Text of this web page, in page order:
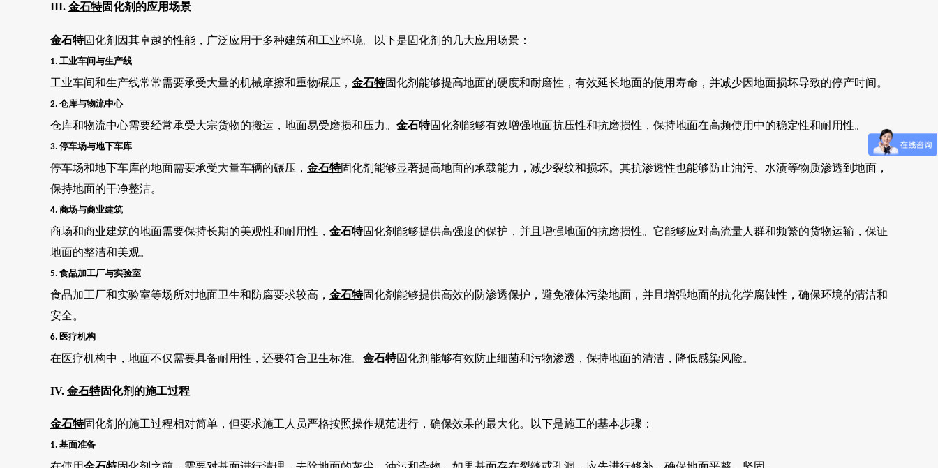
III. 金石特固化剂的应用场景
金石特固化剂因其卓越的性能，广泛应用于多种建筑和工业环境。以下是固化剂的几大应用场景：
1. 工业车间与生产线
工业车间和生产线常常需要承受大量的机械摩擦和重物碾压， 金石特固化剂能够提高地面的硬度和耐磨性，有效延长地面的使用寿命，并减少因地面损坏导致的停产时间。
2. 仓库与物流中心
仓库和物流中心需要经常承受大宗货物的搬运，地面易受磨损和压力。 金石特固化剂能够有效增强地面抗压性和抗磨损性，保持地面在高频使用中的稳定性和耐用性。
3. 停车场与地下车库
停车场和地下车库的地面需要承受大量车辆的碾压， 金石特固化剂能够显著提高地面的承载能力，减少裂纹和损坏。其抗渗透性也能够防止油污、水渍等物质渗透到地面，
保持地面的干净整洁。
4. 商场与商业建筑
商场和商业建筑的地面需要保持长期的美观性和耐用性， 金石特固化剂能够提供高强度的保护，并且增强地面的抗磨损性。它能够应对高流量人群和频繁的货物运输，保证
地面的整洁和美观。
5. 食品加工厂与实验室
食品加工厂和实验室等场所对地面卫生和防腐要求较高， 金石特固化剂能够提供高效的防渗透保护，避免液体污染地面，并且增强地面的抗化学腐蚀性，确保环境的清洁和
安全。
6. 医疗机构
在医疗机构中，地面不仅需要具备耐用性，还要符合卫生标准。 金石特固化剂能够有效防止细菌和污物渗透，保持地面的清洁，降低感染风险。
IV. 金石特固化剂的施工过程
金石特固化剂的施工过程相对简单，但要求施工人员严格按照操作规范进行，确保效果的最大化。以下是施工的基本步骤：
1. 基面准备